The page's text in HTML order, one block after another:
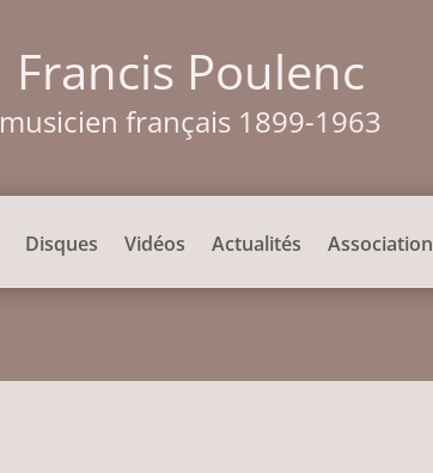
Francis Poulenc
musicien français 1899-1963
Disques Vidéos Actualités Association